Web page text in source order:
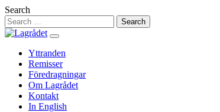
Hoppa
till
innehåll
Search
Yttranden
Remisser
Föredragningar
Om Lagrådet
Kontakt
In English